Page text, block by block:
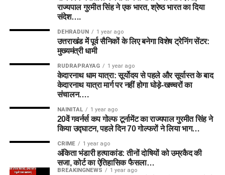
राज्यपाल गुरमीत सिंह ने एक भारत, श्रेष्ठ भारत का दिया
संदेश….
DEHRADUN 1 year ago
उत्तराखंड में पूर्व सैनिकों के लिए बनेगा विशेष ट्रेनिंग सेंटर:
मुख्यमंत्री धामी
RUDRAPRAYAG 1 year ago
केदारनाथ धाम यात्रा: सूर्योदय से पहले और सूर्यास्त के बाद
केदारनाथ यात्रा मार्ग पर नहीं होगा घोड़े-खच्चरों का
संचालन….
NAINITAL 1 year ago
20वें गवर्नर्स कप गोल्फ टूर्नामेंट का राज्यपाल गुरमीत सिंह ने
किया उद्घाटन, पहले दिन 70 गोल्फरों ने लिया भाग…
CRIME 1 year ago
अंकिता भंडारी हत्याकांड: तीनों दोषियों को उम्रकैद की
सजा, कोर्ट का ऐतिहासिक फैसला…
BREAKINGNEWS 1 year ago